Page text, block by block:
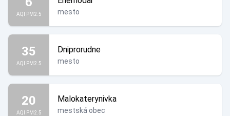
AQI PM2.5 mesto
35
AQI PM2.5
Dniprorudne
mesto
20
AQI PM2.5
Malokaterynivka
mestská obec